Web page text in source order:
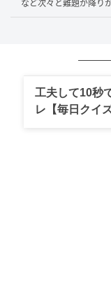
等級には下から
「オフィシエ（
ス文化への貢献
など次々と難題が降り
工夫して10秒
レ【毎日クイズ